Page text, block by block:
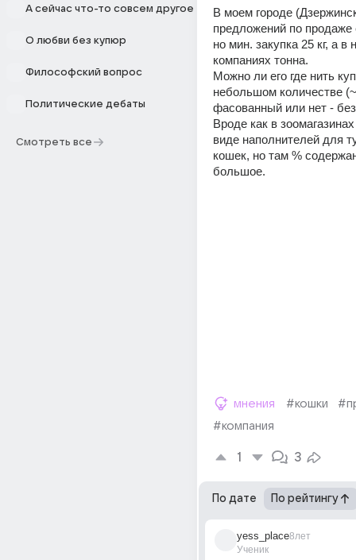
А сейчас что-то совсем другое
О любви без купюр
Философский вопрос
Политические дебаты
Смотреть все
В моем городе
предложений по продаже
но мин. закупка 25 кг, а в
компаниях тонна.
Можно ли его где нить
небольшом количестве
фасованный или нет -
Вроде как в
виде наполнителей для
кошек, но там %
большое.
мнения #кошки
#компания
1 3
По дате По рейтингу
yess_place
Ученик
8лет